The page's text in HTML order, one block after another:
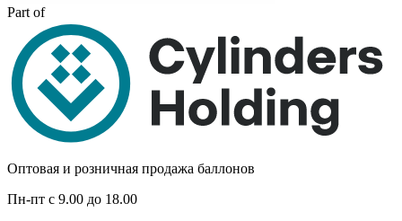
Part of
Оптовая и розничная продажа баллонов
Пн-пт с 9.00 до 18.00